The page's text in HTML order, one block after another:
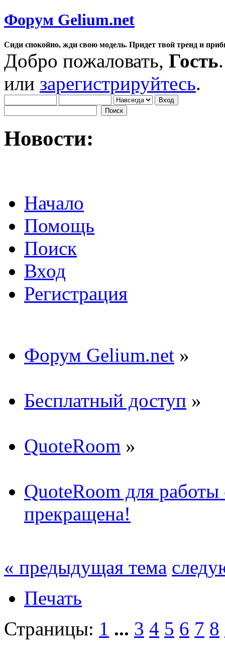
Форум Gelium.net
Сиди спокойно, жди свою модель. Придет твой тренд и
Добро пожаловать, Гость
или зарегистрируйтесь.
Новости:
Начало
Помощь
Поиск
Вход
Регистрация
Форум Gelium.net »
Бесплатный доступ »
QuoteRoom »
QuoteRoom для
прекращена!
« предыдущая тема
Печать
Страницы: 1 ... 3 4 5 6 7 8